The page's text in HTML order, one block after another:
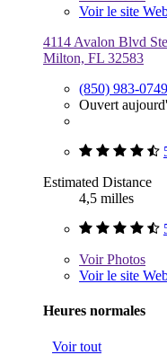
Voir le site
4114 Avalon Blvd
Milton, FL 32583
(850) 983-0749
Ouvert
Estimated Distance
4,5 milles
VoirPhotos
Voir le site
Heures normales
Voir tout